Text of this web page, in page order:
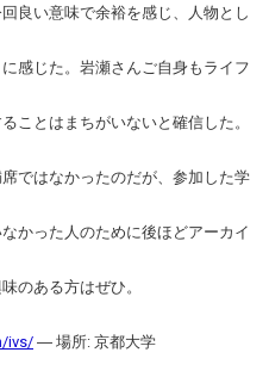
良い意味で余裕を感じ、人物とし
感じた。岩瀬さんご自身もライフ
ことはまちがいないと確信した。
ではなかったのだが、参加した学
かった人のために後ほどアーカイ
のある方はぜひ。
ivs/ ― 場所: 京都大学